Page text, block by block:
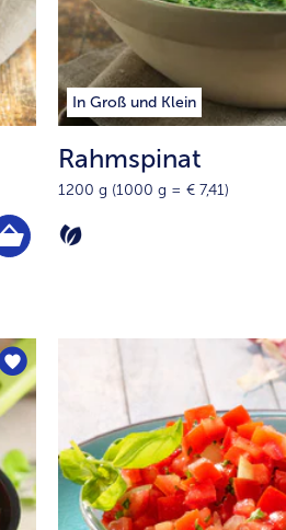
In Groß und Klein
Rahmspinat
1200 g (1000 g = € 7,41)